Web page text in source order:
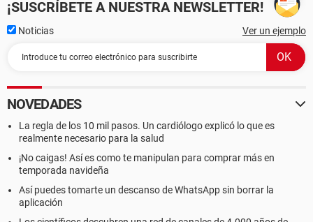
¡SUSCRÍBETE A NUESTRA NEWSLETTER!
Noticias Ver un ejemplo
NOVEDADES
La regla de los 10 mil pasos. Un cardiólogo explicó lo que es
realmente necesario para la salud
¡No caigas! Así es como te manipulan para comprar más en
temporada navideña
Así puedes tomarte un descanso de WhatsApp sin borrar la
aplicación